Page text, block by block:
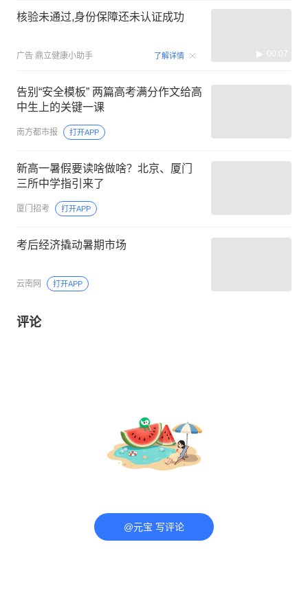
核验未通过,身份保障还未认证成功
广告 鼎立健康小助手 了解详情 00:07
告别“安全模板” 两篇高考满分作文给高
中生上的关键一课
南方都市报 打开APP
新高一暑假要读啥做啥？北京、厦门
三所中学指引来了
厦门招考 打开APP
考后经济撬动暑期市场
云南网 打开APP
评论
@元宝 写评论